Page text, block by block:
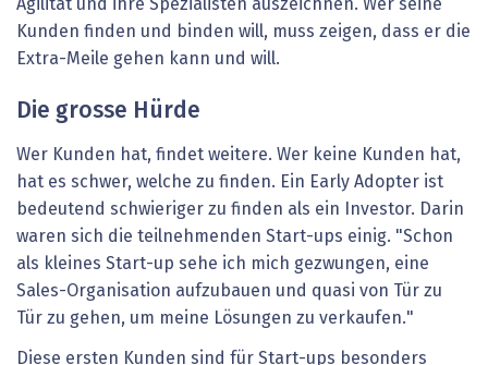
Agilität und ihre Spezialisten auszeichnen. Wer seine
Kunden finden und binden will, muss zeigen, dass er die
Extra-Meile gehen kann und will.
Die grosse Hürde
Wer Kunden hat, findet weitere. Wer keine Kunden hat,
hat es schwer, welche zu finden. Ein Early Adopter ist
bedeutend schwieriger zu finden als ein Investor. Darin
waren sich die teilnehmenden Start-ups einig. "Schon
als kleines Start-up sehe ich mich gezwungen, eine
Sales-Organisation aufzubauen und quasi von Tür zu
Tür zu gehen, um meine Lösungen zu verkaufen."
Diese ersten Kunden sind für Start-ups besonders